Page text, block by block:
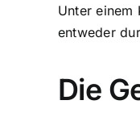
Unter einem
entweder
Die